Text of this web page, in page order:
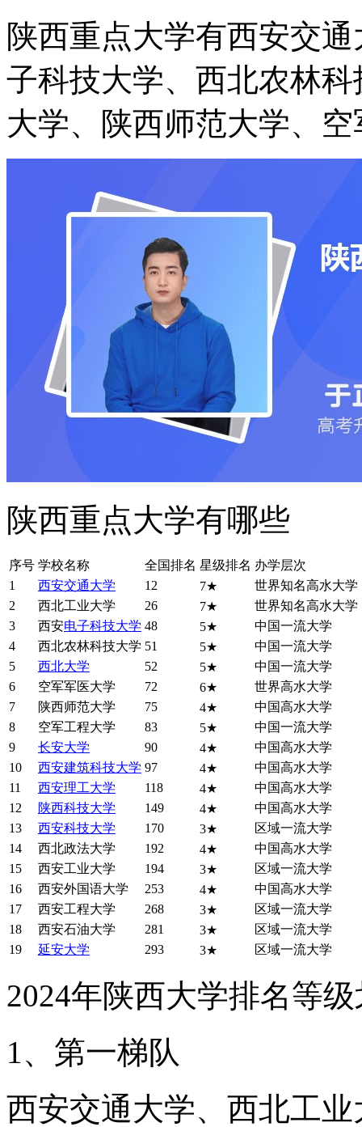
陕西重点大学有西安交
子科技大学、西北农林
大学、陕西师范大学、
陕西重点大学有哪些
序号 学校名称 全国排名 星级排名 办学层次
1
西安交通大学 12 7★
世界知名高水大学
2
西北工业大学 26 7★
世界知名高水大学
3
西安电子科技大学 48 5★
中国一流大学
4
西北农林科技大学 51 5★
中国一流大学
5
西北大学 52 5★
中国一流大学
6
空军军医大学 72 6★
世界高水大学
7
陕西师范大学 75 4★
中国高水大学
8
空军工程大学 83 5★
中国一流大学
9
长安大学 90 4★
中国高水大学
10
西安建筑科技大学 97 4★
中国高水大学
11
西安理工大学 118 4★
中国高水大学
12
陕西科技大学 149 4★
中国高水大学
13
西安科技大学 170 3★
区域一流大学
14
西北政法大学 192 4★
中国高水大学
15
西安工业大学 194 3★
区域一流大学
16
西安外国语大学 253 4★
中国高水大学
17
西安工程大学 268 3★
区域一流大学
18
西安石油大学 281 3★
区域一流大学
19
延安大学 293 3★ 区域一流大学
2024年陕西大学排名等
1、第一梯队
西安交通大学、西北工